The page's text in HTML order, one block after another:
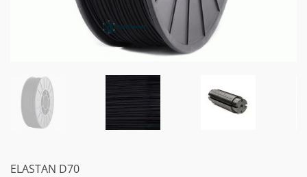
ELASTAN D70